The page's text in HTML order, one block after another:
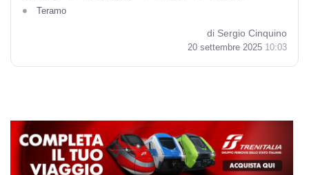
Teramo
di Sergio Cinquino
20 settembre 2025 10:03